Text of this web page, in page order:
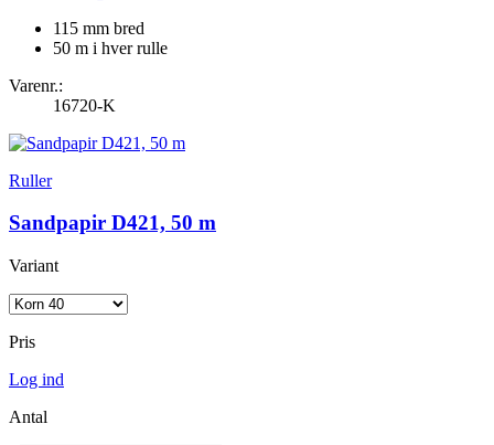
115 mm bred
50 m i hver rulle
Varenr.:
16720-K
Ruller
Sandpapir D421, 50 m
Variant
Pris
Log ind
Antal